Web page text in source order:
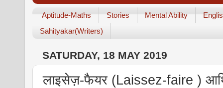
Aptitude-Maths Stories Mental Ability
Sahityakar(Writers)
SATURDAY, 18 MAY 2019
लाइसेज़-फैयर (Laissez-faire )